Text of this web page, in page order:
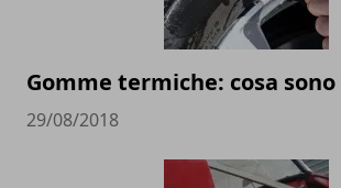
Gomme termiche: cosa sono
29/08/2018